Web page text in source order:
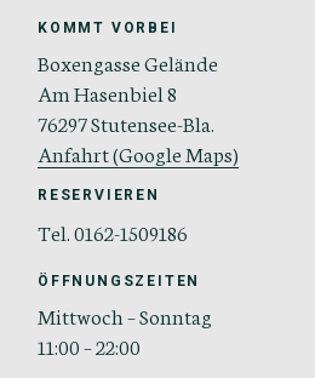
KOMMT VORBEI
Boxengasse Gelände
Am Hasenbiel 8
76297 Stutensee-Bla.
Anfahrt (Google Maps)
RESERVIEREN
Tel. 0162-1509186
ÖFFNUNGSZEITEN
Mittwoch – Sonntag
11:00 – 22:00